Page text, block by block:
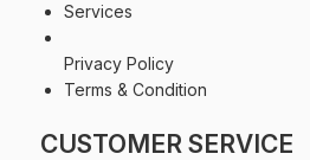
Services
Privacy Policy
Terms & Condition
CUSTOMER SERVICE